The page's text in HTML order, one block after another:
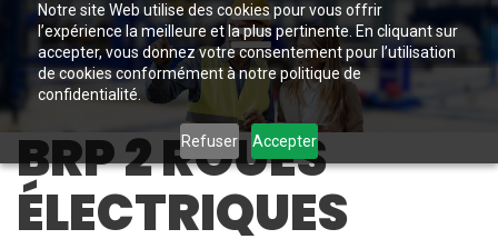
Notre site Web utilise des cookies pour vous offrir
l’expérience la meilleure et la plus pertinente. En cliquant sur
accepter, vous donnez votre consentement pour l’utilisation
de cookies conformément à notre politique de
confidentialité.
Refuser Accepter
BRP 2 ROUES
ÉLECTRIQUES